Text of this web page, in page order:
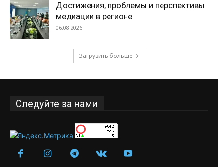
Достижения, проблемы и перспективы
медиации в регионе
06.08.2026
Загрузить больше
Следуйте за нами